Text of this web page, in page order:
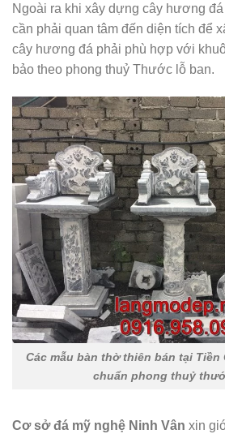
Ngoài ra khi xây dựng cây hương
cần phải quan tâm đến diện tích để
cây hương đá phải phù hợp với
bảo theo phong thuỷ Thước lỗ ban.
Các mẫu bàn thờ thiên bán tại
chuẩn phong thuỷ
Cơ sở đá mỹ nghệ Ninh Vân xin